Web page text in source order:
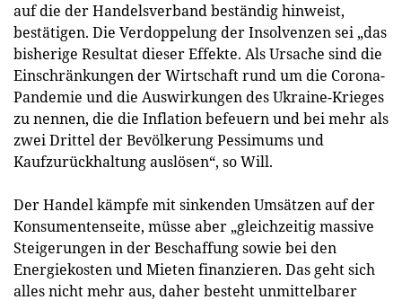
auf die der Handelsverband beständig hinweist,
bestätigen. Die Verdoppelung der Insolvenzen sei „das
bisherige Resultat dieser Effekte. Als Ursache sind die
Einschränkungen der Wirtschaft rund um die Corona-
Pandemie und die Auswirkungen des Ukraine-Krieges
zu nennen, die die Inflation befeuern und bei mehr als
zwei Drittel der Bevölkerung Pessimums und
Kaufzurückhaltung auslösen“, so Will.
Der Handel kämpfe mit sinkenden Umsätzen auf der
Konsumentenseite, müsse aber „gleichzeitig massive
Steigerungen in der Beschaffung sowie bei den
Energiekosten und Mieten finanzieren. Das geht sich
alles nicht mehr aus, daher besteht unmittelbarer